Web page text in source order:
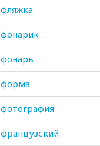
фляжка
фонарик
фонарь
форма
фотография
французский